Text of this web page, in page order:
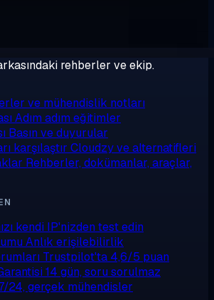
rehberler ve ekip.
ve mühendislik notları
Adım adım eğitimler
Basın ve duyurular
karşılaştır Cloudzy ve alternatifleri
Rehberler, dokümanlar, araçlar,
kendi IP'nizden test edin
Anlık erişilebilirlik
Trustpilot'ta 4,6/5 puan
14 gün, soru sorulmaz
24, gerçek mühendisler